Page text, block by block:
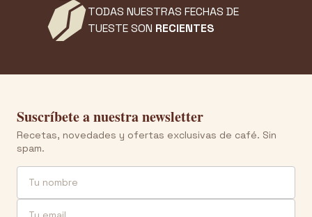
TODAS NUESTRAS FECHAS DE
TUESTE SON RECIENTES
Suscríbete a nuestra newsletter
Recetas, novedades y ofertas exclusivas de café. Sin
spam.